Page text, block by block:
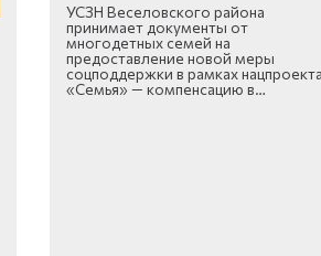
УСЗН Веселовского района
принимает документы от
многодетных семей на
предоставление новой меры
соцподдержки в рамках нацпроекта
«Семья» — компенсацию в…